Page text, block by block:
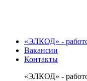
«ЭЛКОД» -
Вакансии
Контакты
«ЭЛКОД» -